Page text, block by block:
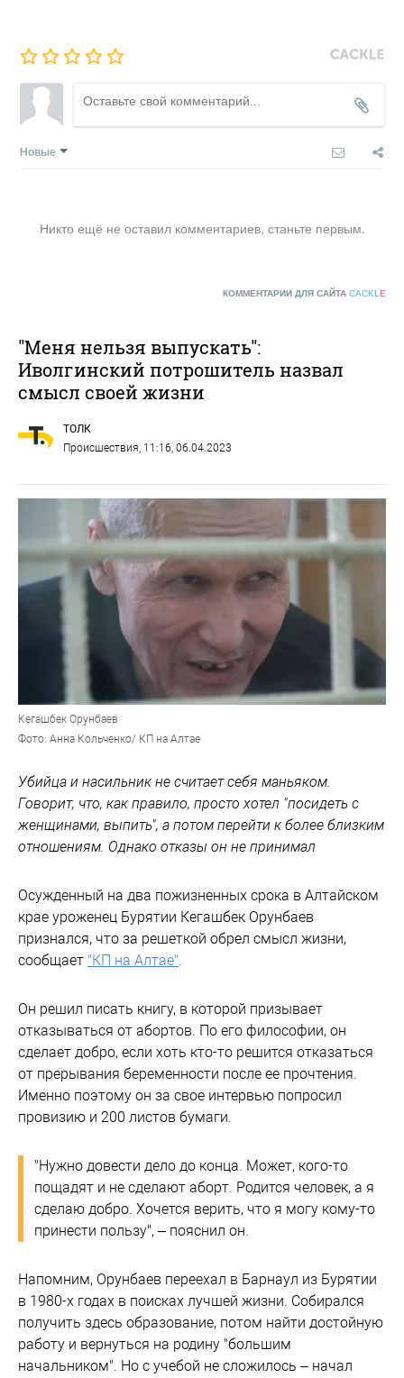
Новые
Никто ещё не оставил комментариев, станьте первым.
КОММЕНТАРИИ ДЛЯ САЙТА CACKL E
"Меня нельзя выпускать":
Иволгинский потрошитель назвал
смысл своей жизни
ТОЛК
Происшествия , 11:16, 06.04.2023
Кегашбек Орунбаев
Фото: Анна Кольченко/ КП на Алтае
Убийца и насильник не считает себя маньяком.
Говорит, что, как правило, просто хотел "посидеть с
женщинами, выпить", а потом перейти к более близким
отношениям. Однако отказы он не принимал
Осужденный на два пожизненных срока в Алтайском
крае уроженец Бурятии Кегашбек Орунбаев
признался, что за решеткой обрел смысл жизни,
сообщает "КП на Алтае".
Он решил писать книгу, в которой призывает
отказываться от абортов. По его философии, он
сделает добро, если хоть кто-то решится отказаться
от прерывания беременности после ее прочтения.
Именно поэтому он за свое интервью попросил
провизию и 200 листов бумаги.
"Нужно довести дело до конца. Может, кого-то
пощадят и не сделают аборт. Родится человек, а я
сделаю добро. Хочется верить, что я могу кому-то
принести пользу", – пояснил он.
Напомним, Орунбаев переехал в Барнаул из Бурятии
в 1980-х годах в поисках лучшей жизни. Собирался
получить здесь образование, потом найти достойную
работу и вернуться на родину "большим
начальником". Но с учебой не сложилось – начал